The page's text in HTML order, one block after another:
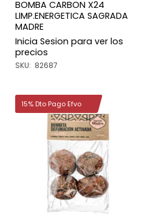
BOMBA CARBON X24
LIMP.ENERGETICA SAGRADA
MADRE
Inicia Sesion para ver los
precios
SKU: 82687
15% Dto Pago Efvo